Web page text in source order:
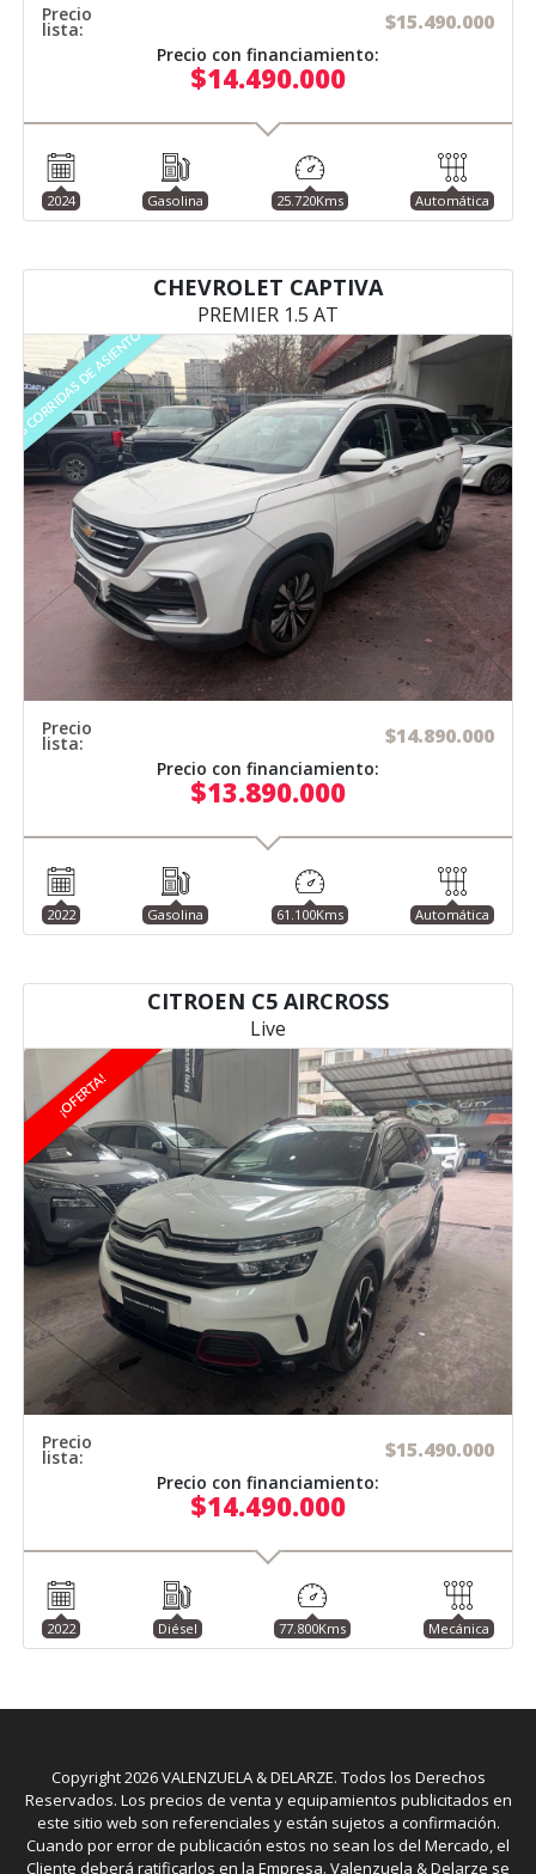
Precio
lista: $15.490.000
Precio con financiamiento:
$14.490.000
2024 Gasolina 25.720Kms Automática
CHEVROLET CAPTIVA
PREMIER 1.5 AT
3 CORRIDAS DE ASIENTOS
Precio
lista: $14.890.000
Precio con financiamiento:
$13.890.000
2022 Gasolina 61.100Kms Automática
CITROEN C5 AIRCROSS
Live
¡OFERTA!
Precio
lista: $15.490.000
Precio con financiamiento:
$14.490.000
2022 Diésel 77.800Kms Mecánica
Copyright2026VALENZUELA & DELARZE. Todos los Derechos
Reservados. Los precios de venta y equipamientos publicitados en
este sitio web son referenciales y están sujetos a confirmación.
Cuando por error de publicación estos no sean los del Mercado, el
Cliente deberá ratificarlos en la Empresa. Valenzuela & Delarze se